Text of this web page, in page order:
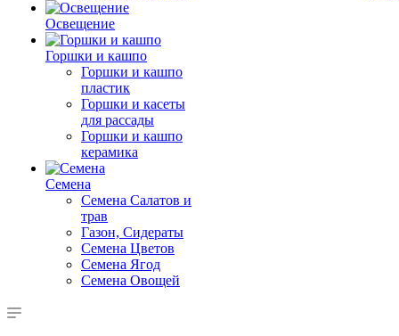
Освещение
Горшки и кашпо
Горшки и кашпо
пластик
Горшки и касеты
для рассады
Горшки и кашпо
керамика
Семена
Семена Салатов и
трав
Газон, Сидераты
Семена Цветов
Семена Ягод
Семена Овощей